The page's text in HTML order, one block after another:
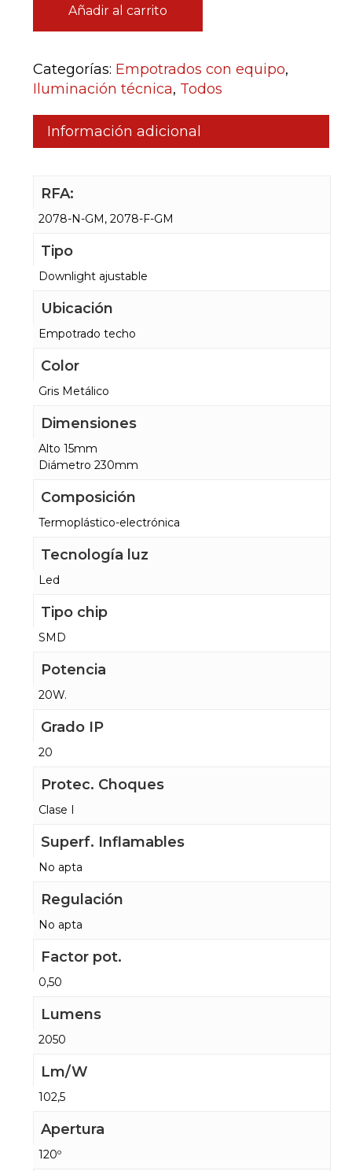
Añadir al carrito
Categorías: Empotrados con equipo,
Iluminación técnica, Todos
Información adicional
RFA:
2078-N-GM, 2078-F-GM
Tipo
Downlight ajustable
Ubicación
Empotrado techo
Color
Gris Metálico
Dimensiones
Alto 15mm
Diámetro 230mm
Composición
Termoplástico-electrónica
Tecnología luz
Led
Tipo chip
SMD
Potencia
20W.
Grado IP
20
Protec. Choques
Clase I
Superf. Inflamables
No apta
Regulación
No apta
Factor pot.
0,50
Lumens
2050
Lm/W
102,5
Apertura
120º